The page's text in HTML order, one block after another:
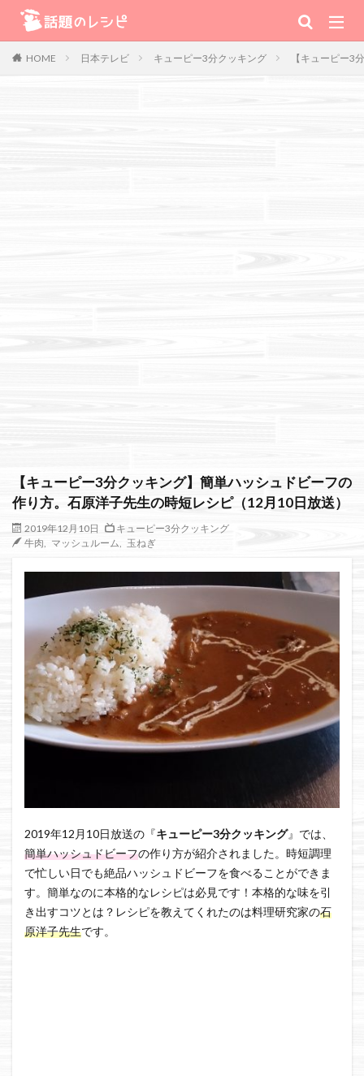
HOME 日本テレビ キューピー3分クッキング 【キューピー3
【キューピー3分クッキング】簡単ハッシュドビーフの
作り方。石原洋子先生の時短レシピ（12月10日放送）
2019年12月10日
キューピー3分クッキング
牛肉
マッシュルーム 玉ねぎ
2019年12月10日放送の『キューピー3分クッキング』では、
簡単ハッシュドビーフの作り方が紹介されました。時短調理
で忙しい日でも絶品ハッシュドビーフを食べることができま
す。簡単なのに本格的なレシピは必見です！本格的な味を引
き出すコツとは？レシピを教えてくれたのは料理研究家の石
原洋子先生です。
キーワード